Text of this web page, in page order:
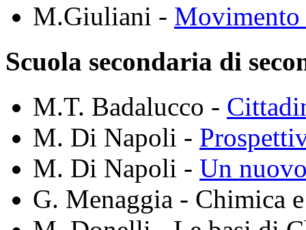
M.Giuliani - Movimento
Scuola secondaria di
M.T. Badalucco -
M. Di Napoli -
M. Di Napoli - Un
G. Menaggia - Chimica